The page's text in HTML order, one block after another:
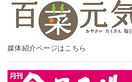
媒体紹介ページはこちら